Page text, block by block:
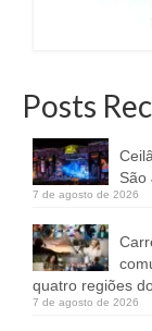
Posts
São
7 de agosto de 2026
quatro regiões
7 de agosto de 2026